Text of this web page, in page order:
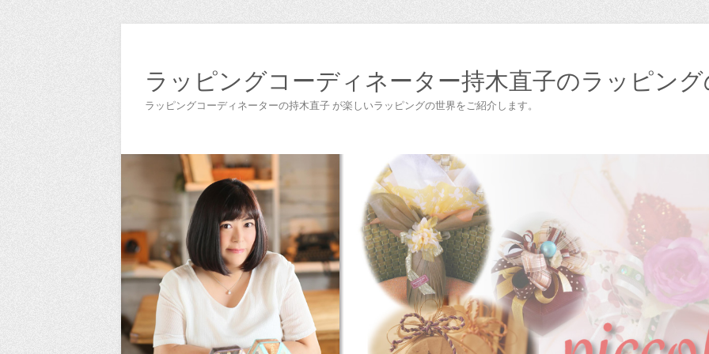
ラッピングコーディネーター持木直子のラッピン
ラッピングコーディネーターの持木直子 が楽しいラッピングの世界をご紹介します。